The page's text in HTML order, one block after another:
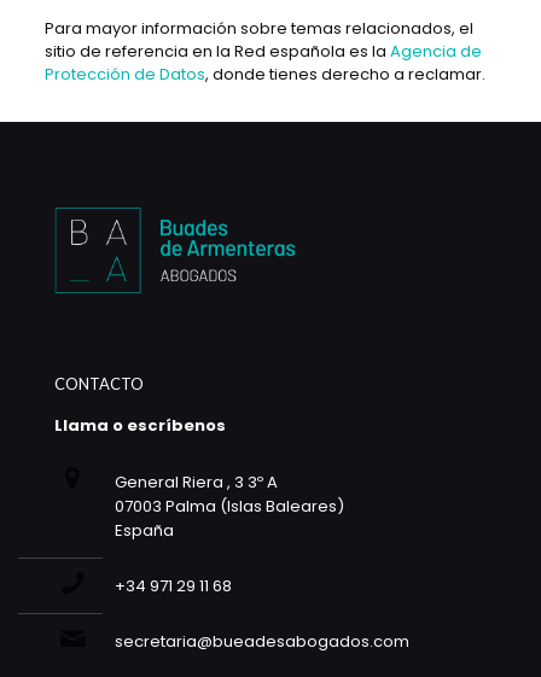
Para mayor información sobre temas relacionados, el
sitio de referencia en la Red española es la Agencia de
Protección de Datos, donde tienes derecho a reclamar.
CONTACTO
Llama o escríbenos
General Riera , 3 3º A
07003 Palma (Islas Baleares)
España
+34 971 29 11 68
secretaria@bueadesabogados.com